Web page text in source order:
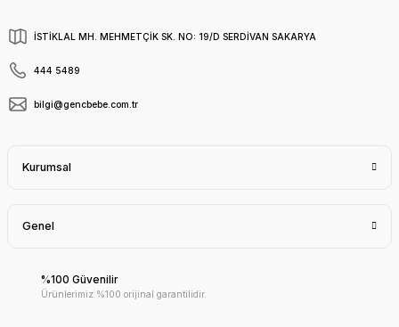
İSTİKLAL MH. MEHMETÇİK SK. NO: 19/D SERDİVAN SAKARYA
444 5489
bilgi@gencbebe.com.tr
Kurumsal
Genel
%100 Güvenilir
Ürünlerimiz %100 orijinal garantilidir.